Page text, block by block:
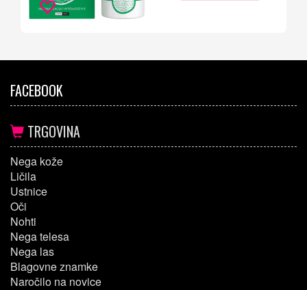
FACEBOOK
TRGOVINA
Nega kože
Ličila
Ustnice
Oči
Nohti
Nega telesa
Nega las
Blagovne znamke
Naročilo na novice